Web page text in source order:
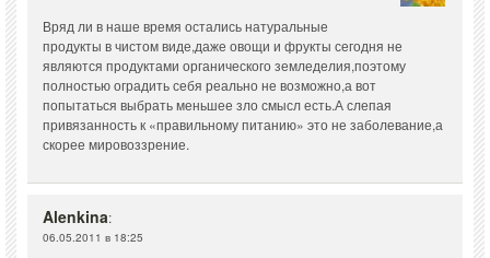
Вряд ли в наше время остались натуральные
продукты в чистом виде,даже овощи и фрукты сегодня не
являются продуктами органического земледелия,поэтому
полностью оградить себя реально не возможно,а вот
попытаться выбрать меньшее зло смысл есть.А слепая
привязанность к «правильному питанию» это не заболевание,а
скорее мировоззрение.
Alenkina:
06.05.2011 в 18:25